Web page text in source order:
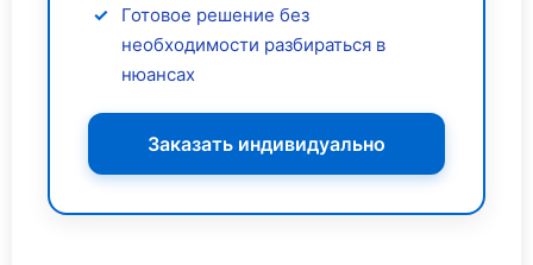
Готовое решение без
необходимости разбираться в
нюансах
Заказать индивидуально